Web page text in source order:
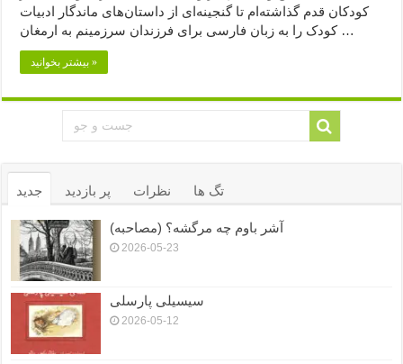
کودکان قدم گذاشته‌ام تا گنجینه‌ای از داستان‌های ماندگار ادبیات
کودک را به زبان فارسی برای فرزندان سرزمینم به ارمغان …
بیشتر بخوانید »
جدید پر بازدید نظرات تگ ها
آشر باوم چه مرگشه؟ (مصاحبه)
2026-05-23
سیسیلی پارسلی
2026-05-12